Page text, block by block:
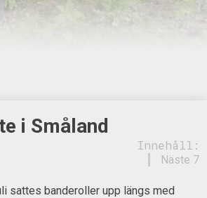
i Småland
Innehåll:
Näste 7
sattes banderoller upp längs med